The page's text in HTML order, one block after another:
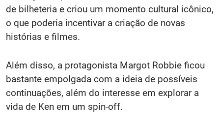
de bilheteria e criou um momento cultural icônico,
o que poderia incentivar a criação de novas
histórias e filmes.
Além disso, a protagonista Margot Robbie ficou
bastante empolgada com a ideia de possíveis
continuações, além do interesse em explorar a
vida de Ken em um spin-off.